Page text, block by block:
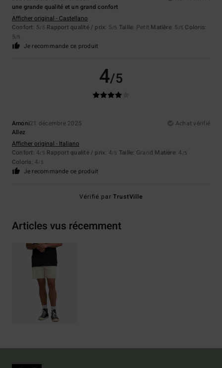
une grande qualité et un grand confort
Afficher original - Castellano
Confort: 5/5 Rapport qualité / prix: 5/5 Taille: Petit Matière: 5 /5 Coloris:
5/5
Je recommande ce produit
4/5
Amoni21 décembre 2025
Achat vérifié
Allez
Afficher original - Italiano
Confort: 4/5 Rapport qualité / prix: 4/5 Taille: Grand Matière: 4 /5
Coloris: 4/5
Je recommande ce produit
Vérifié parTrustVille
Articles vus récemment